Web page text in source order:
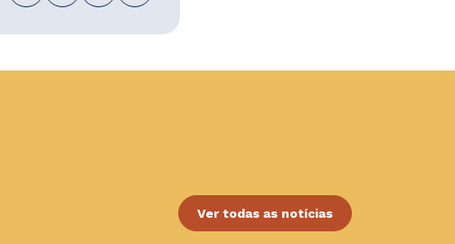
Ver todas as notícias